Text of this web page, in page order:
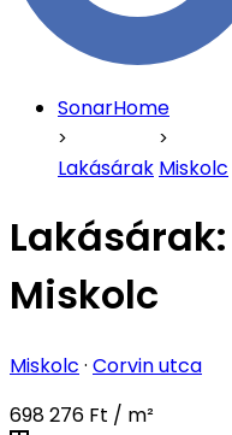
SonarHome
Lakásárak Miskolc
Lakásárak:
Miskolc
Miskolc · Corvin utca
698 276 Ft / m²